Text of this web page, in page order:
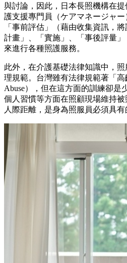
與討論，因此，日本長照機構在
護支援專門員（ケアマネージャ
「事前評估」（藉由收集資訊，
計畫」、「實施」、「事後評量」
來進行各種照護服務。
此外，在介護基礎法律知識中，
理規範。台灣雖有法律規範著「
Abuse），但在這方面的訓練卻是
個人習慣等方面在照顧現場維持
人際距離，是身為照服員必須具有